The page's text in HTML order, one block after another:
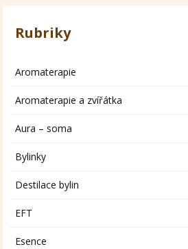
Rubriky
Aromaterapie
Aromaterapie a zvířátka
Aura – soma
Bylinky
Destilace bylin
EFT
Esence